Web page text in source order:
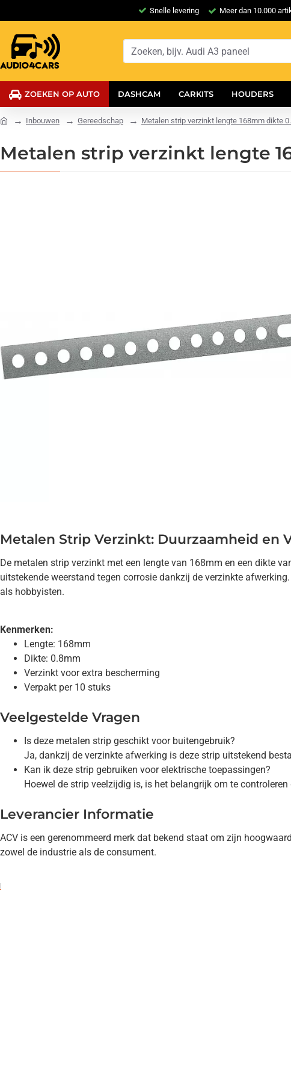
Snelle levering Meer dan 10.000
ZOEKEN OP AUTO DASHCAM CARKITS HOUDERS
Inbouwen Gereedschap Metalen strip verzinkt lengte 168mm dikte
Metalen strip verzinkt lengte
Metalen Strip Verzinkt: Duurzaamheid en
De metalen strip verzinkt met een lengte van 168mm en een dikte
uitstekende weerstand tegen corrosie dankzij de verzinkte
als hobbyisten.
Kenmerken:
Lengte: 168mm
Dikte: 0.8mm
Verzinkt voor extra bescherming
Verpakt per 10 stuks
Veelgestelde Vragen
Is deze metalen strip geschikt voor buitengebruik?
Ja, dankzij de verzinkte afwerking is deze strip uitstekend
Kan ik deze strip gebruiken voor elektrische toepassingen?
Hoewel de strip veelzijdig is, is het belangrijk om te
Leverancier Informatie
ACV is een gerenommeerd merk dat bekend staat om zijn
zowel de industrie als de consument.